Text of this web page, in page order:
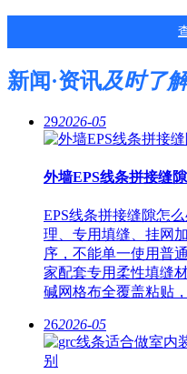
新闻·资讯及时了
292026-05
外墙EPS线条拼接缝
EPS线条拼接缝隙怎
理、专用填缝、挂网
序，不能单一使用普
家配套专用柔性填缝
碱网格布全覆盖粘贴
262026-05